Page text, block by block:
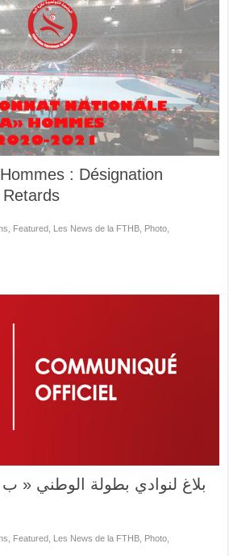
: Désignation
Featured Les News de la FTHB Photo
بلاغ لنوادي بطولة الوطني «
Featured Les News de la FTHB Photo